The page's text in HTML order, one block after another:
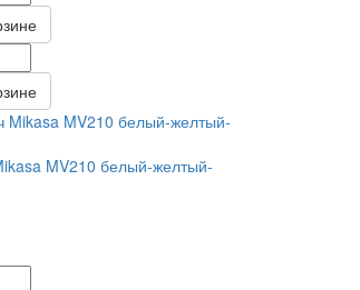
MV210 белый-желтый-